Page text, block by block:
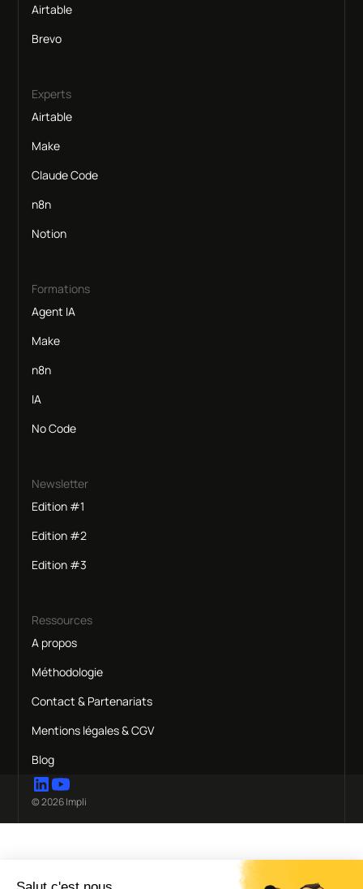
Airtable
Brevo
Experts
Airtable
Make
Claude Code
n8n
Notion
Formations
Agent IA
Make
n8n
IA
No Code
Newsletter
Edition #1
Edition #2
Edition #3
Ressources
A propos
Méthodologie
Contact & Partenariats
Mentions légales & CGV
Blog
© 2026 Impli